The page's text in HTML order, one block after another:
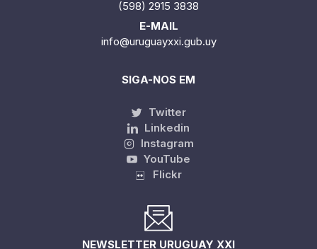
(598) 2915 3838
E-MAIL
info@uruguayxxi.gub.uy
SIGA-NOS EM
Twitter
Linkedin
Instagram
YouTube
Flickr
NEWSLETTER URUGUAY XXI